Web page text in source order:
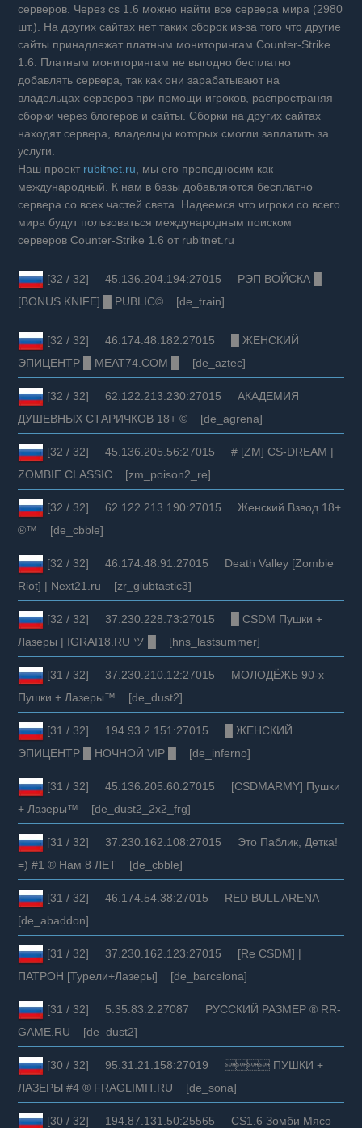
серверов. Через cs 1.6 можно найти все сервера мира (2980
шт.). На других сайтах нет таких сборок из-за того что другие
сайты принадлежат платным мониторингам Counter-Strike
1.6. Платным мониторингам не выгодно бесплатно
добавлять сервера, так как они зарабатывают на
владельцах серверов при помощи игроков, распространяя
сборки через блогеров и сайты. Сборки на других сайтах
находят сервера, владельцы которых смогли заплатить за
услуги.
Наш проект rubitnet.ru , мы его преподносим как
международный. К нам в базы добавляются бесплатно
сервера со всех частей света. Надеемся что игроки со всего
мира будут пользоваться международным поиском
серверов Counter-Strike 1.6 от rubitnet.ru
[32 / 32] 45.136.204.194:27015 РЭП ВОЙСКА █
[BONUS KNIFE] █ PUBLIC© [de_train]
[32 / 32] 46.174.48.182:27015 █ ЖЕНСКИЙ
ЭПИЦЕНТР █ MEAT74.COM █ [de_aztec]
[32 / 32] 62.122.213.230:27015 АКАДЕМИЯ
ДУШЕВНЫХ СТАРИЧКОВ 18+ © [de_agrena]
[32 / 32] 45.136.205.56:27015 # [ZM] CS-DREAM |
ZOMBIE CLASSIC [zm_poison2_re]
[32 / 32] 62.122.213.190:27015 Женский Взвод 18+
®™ [de_cbble]
[32 / 32] 46.174.48.91:27015 Death Valley [Zombie
Riot] | Next21.ru [zr_glubtastic3]
[32 / 32] 37.230.228.73:27015 █ CSDM Пушки +
Лазеры | IGRAI18.RU ツ █ [hns_lastsummer]
[31 / 32] 37.230.210.12:27015 МОЛОДЁЖЬ 90-х
Пушки + Лазеры™ [de_dust2]
[31 / 32] 194.93.2.151:27015 █ ЖЕНСКИЙ
ЭПИЦЕНТР █ НОЧНОЙ VIP █ [de_inferno]
[31 / 32] 45.136.205.60:27015 [CSDMARMY] Пушки
+ Лазеры™ [de_dust2_2x2_frg]
[31 / 32] 37.230.162.108:27015 Это Паблик, Детка!
=) #1 ® Нам 8 ЛЕТ [de_cbble]
[31 / 32] 46.174.54.38:27015 RED BULL ARENA
[de_abaddon]
[31 / 32] 37.230.162.123:27015 [Re CSDM] |
ПАТРОН [Турели+Лазеры] [de_barcelona]
[31 / 32] 5.35.83.2:27087 РУССКИЙ РАЗМЕР ® RR-
GAME.RU [de_dust2]
[30 / 32] 95.31.21.158:27019  ПУШКИ +
ЛАЗЕРЫ #4 ® FRAGLIMIT.RU [de_sona]
[30 / 32] 194.87.131.50:25565 CS1.6 Зомби Мясо